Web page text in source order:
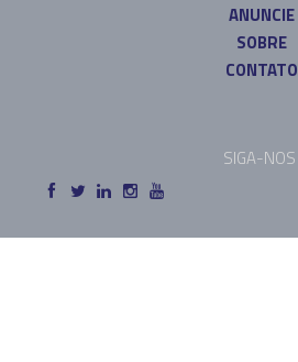
ANUNCIE
SOBRE
CONTATO
SIGA-NOS